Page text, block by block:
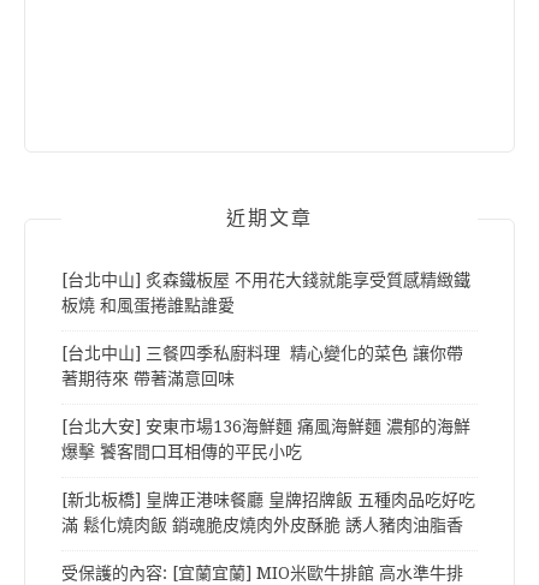
近期文章
[台北中山] 炙森鐵板屋 不用花大錢就能享受質感精緻鐵
板燒 和風蛋捲誰點誰愛
[台北中山] 三餐四季私廚料理 精心變化的菜色 讓你帶
著期待來 帶著滿意回味
[台北大安] 安東市場136海鮮麵 痛風海鮮麵 濃郁的海鮮
爆擊 饕客間口耳相傳的平民小吃
[新北板橋] 皇牌正港味餐廳 皇牌招牌飯 五種肉品吃好吃
滿 鬆化燒肉飯 銷魂脆皮燒肉外皮酥脆 誘人豬肉油脂香
受保護的內容: [宜蘭宜蘭] MIO米歐牛排館 高水準牛排